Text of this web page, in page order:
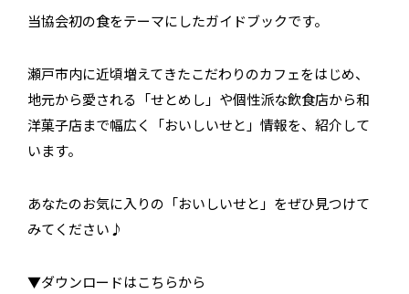
当協会初の食をテーマにしたガイドブックです。
瀬戸市内に近頃増えてきたこだわりのカフェをはじめ、
地元から愛される「せとめし」や個性派な飲食店から和
洋菓子店まで幅広く「おいしいせと」情報を、紹介して
います。
あなたのお気に入りの「おいしいせと」をぜひ見つけて
みてください♪
▼ダウンロードはこちらから